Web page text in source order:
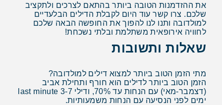
את ההזדמנות הטובה ביותר בהתאם לצרכים ולתקציב
שלכם. צרו קשר עוד היום לקבלת הדילים הבלעדיים
למולדובה ותנו לנו להפוך את החופשה הבאה שלכם
לחוויה אירופאית משתלמת ובלתי נשכחת!
שאלות ותשובות
מתי הזמן הטוב ביותר למצוא דילים למולדובה?
הזמן הטוב ביותר לדילים הוא חורף ותחילת אביב
(דצמבר-מאי) עם הנחות עד 70%, ודילי last minute 3-7
ימים לפני הנסיעה עם הנחות משמעותיות.